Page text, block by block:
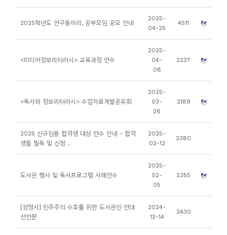
2025학년도 연구동아리, 공부모임 공모 안내
2025-
04-25
4511
<미디어정보리터러시> 교육과정 연수
2025-
04-
08
2237
<독서와 정보리터러시> 수업자료개발공유회
2025-
03-
26
2189
2025 신규임용 합격생 대상 연수 안내 - 합격
생들 필독 및 신청 ..
2025-
02-12
2380
도서관 행사 및 독서프로그램 사례연수
2025-
02-
05
2355
[성명서] 민주주의 수호를 위한 도서관인 연대
선언문
2024-
12-14
2430